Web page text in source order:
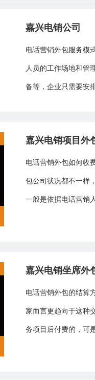
嘉兴电销公司
电话营销外包服务模
人员的工作场地和管
备等，企业只需要安
嘉兴电销项目外
电话营销外包如何收
包公司状况都不一样
一般是依据电话营销
嘉兴电销坐席外
电话营销外包的结算
家而言更趋向于这种
务项目后付费的，可